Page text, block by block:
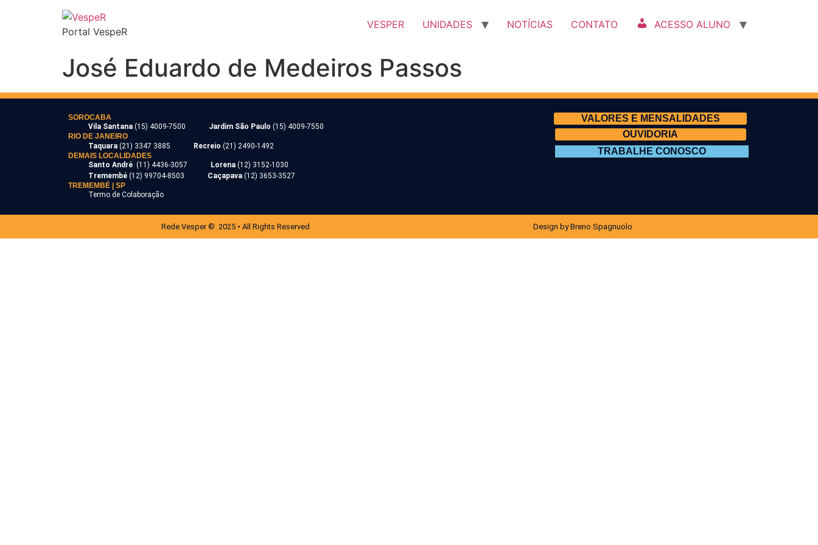
Portal VespeR
VESPER UNIDADES NOTÍCIAS CONTATO ACESSO ALUNO
José Eduardo de Medeiros Passos
SOROCABA
Vila Santana (15) 4009-7500 Jardim São Paulo (15) 4009-7550
RIO DE JANEIRO
Taquara (21) 3347 3885 Recreio (21) 2490-1492
DEMAIS LOCALIDADES
Santo André (11) 4436-3057 Lorena (12) 3152-1030
Tremembé (12) 99704-8503 Caçapava (12) 3653-3527
TREMEMBÉ | SP
Termo de Colaboração
VALORES E MENSALIDADES
OUVIDORIA
TRABALHE CONOSCO
Rede Vesper © 2025 • All Rights Reserved Design by Breno Spagnuolo